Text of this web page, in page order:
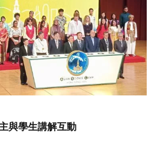
與學生講解互動